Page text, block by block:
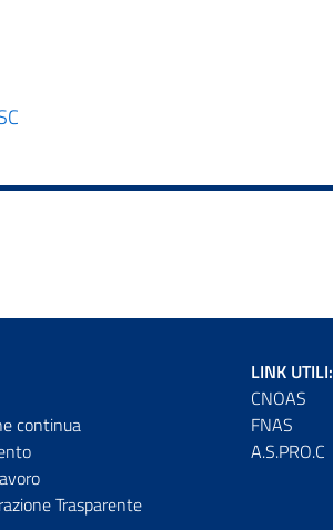
continua
Trasparente
LINK UTILI:
CNOAS
FNAS
A.S.PRO.C